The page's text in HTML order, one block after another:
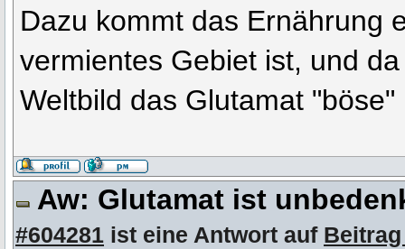
Dazu kommt das Ernährung
vermientes Gebiet ist, und
Weltbild das Glutamat "böse"
Aw: Glutamat ist
#604281 ist eine Antwort auf Beitrag